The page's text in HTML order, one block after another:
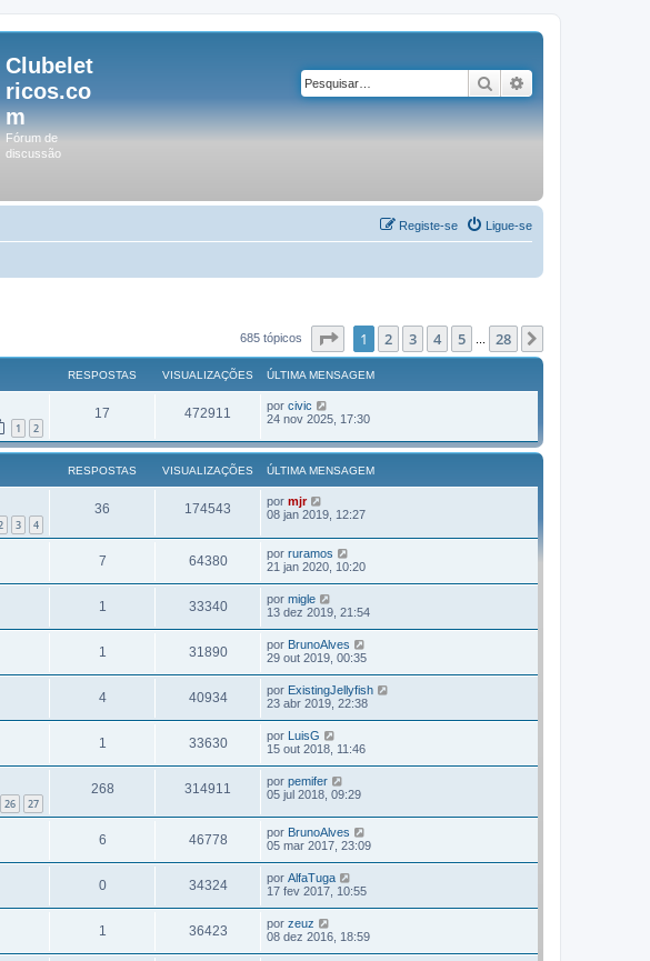
Clubelet
ricos.co
m
Fórum de
discussão
Pesquisar
Ligue-se
Registe-se
685 tópicos Página1 de 28
1 2 3 4 5 28
RESPOSTAS VISUALIZAÇÕES ÚLTIMA MENSAGEM
1 2
17 472911 por civic
24 nov 2025, 17:30
RESPOSTAS VISUALIZAÇÕES ÚLTIMA MENSAGEM
3 4
36 174543 por mjr
08 jan 2019, 12:27
7 64380 por ruramos
21 jan 2020, 10:20
1 33340 por migle
13 dez 2019, 21:54
1 31890 por BrunoAlves
29 out 2019, 00:35
4 40934 por ExistingJellyfish
23 abr 2019, 22:38
1 33630 por LuisG
15 out 2018, 11:46
26 27
268 314911 por pemifer
05 jul 2018, 09:29
6 46778 por BrunoAlves
05 mar 2017, 23:09
0 34324 por AlfaTuga
17 fev 2017, 10:55
1 36423 por zeuz
08 dez 2016, 18:59